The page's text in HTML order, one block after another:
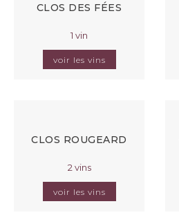
CLOS DES FÉES
1 vin
voir les vins
CLOS ROUGEARD
2 vins
voir les vins